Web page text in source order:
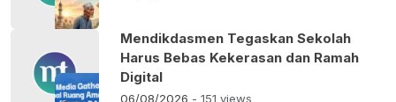
Mendikdasmen Tegaskan Sekolah
Harus Bebas Kekerasan dan Ramah
Digital
06/08/2026 - 151 views